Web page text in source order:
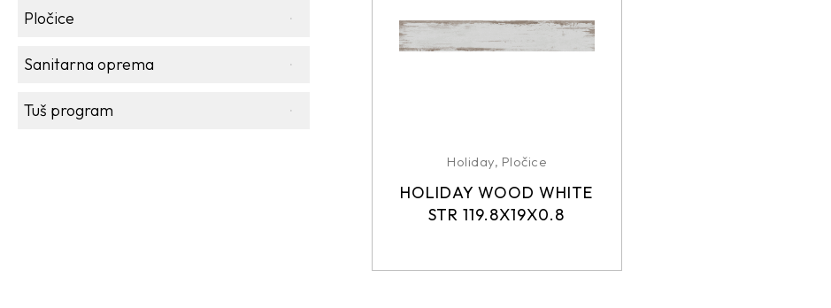
Pločice
Sanitarna oprema
Tuš program
Holiday, Pločice
HOLIDAY WOOD WHITE
STR 119.8X19X0.8